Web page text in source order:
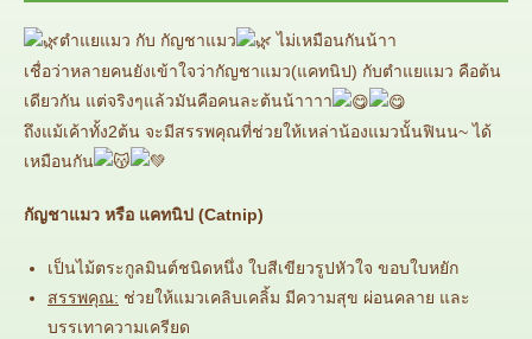
ตำแยแมว กับ กัญชาแมว
ไม่เหมือนกันน้าา
เชื่อว่าหลายคนยังเข้าใจว่ากัญชาแมว(แคทนิป) กับตำแยแมว คือต้น
เดียวกัน แต่จริงๆแล้วมันคือคนละต้นน้าาาา
ถึงแม้เค้าทั้ง2ต้น จะมีสรรพคุณที่ช่วยให้เหล่าน้องแมวนั้นฟินน~ ได้
เหมือนกัน
กัญชาแมว หรือ แคทนิป (Catnip)
เป็นไม้ตระกูลมินต์ชนิดหนึ่ง ใบสีเขียวรูปหัวใจ ขอบใบหยัก
สรรพคุณ: ช่วยให้แมวเคลิบเคลิ้ม มีความสุข ผ่อนคลาย และ
บรรเทาความเครียด